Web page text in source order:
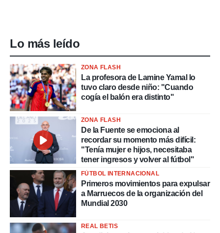
Lo más leído
ZONA FLASH
La profesora de Lamine Yamal lo
tuvo claro desde niño: "Cuando
cogía el balón era distinto"
ZONA FLASH
De la Fuente se emociona al
recordar su momento más difícil:
"Tenía mujer e hijos, necesitaba
tener ingresos y volver al fútbol"
FÚTBOL INTERNACIONAL
Primeros movimientos para expulsar
a Marruecos de la organización del
Mundial 2030
REAL BETIS